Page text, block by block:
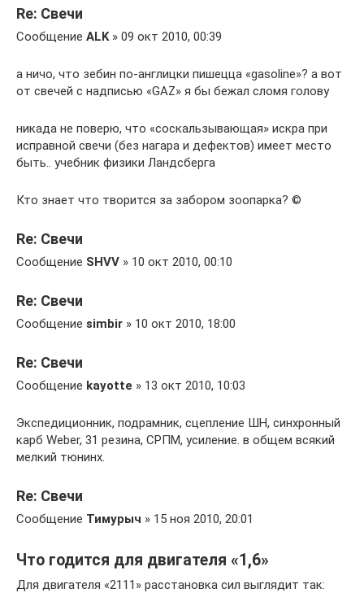
Re: Свечи
Сообщение ALK» 09 окт 2010, 00:39
а ничо, что зебин по-англицки пишецца «gasoline»? а вот
от свечей с надписью «GAZ» я бы бежал сломя голову
никада не поверю, что «соскальзывающая» искра при
исправной свечи (без нагара и дефектов) имеет место
быть.. учебник физики Ландсберга
Кто знает что творится за забором зоопарка? ©
Re: Свечи
Сообщение SHVV » 10 окт 2010, 00:10
Re: Свечи
Сообщение simbir » 10 окт 2010, 18:00
Re: Свечи
Сообщение kayotte » 13 окт 2010, 10:03
Экспедиционник, подрамник, сцепление ШН, синхронный
карб Weber, 31 резина, СРПМ, усиление. в общем всякий
мелкий тюнинх.
Re: Свечи
Сообщение Тимурыч » 15 ноя 2010, 20:01
Что годится для двигателя «1,6»
Для двигателя «2111» расстановка сил выглядит так: